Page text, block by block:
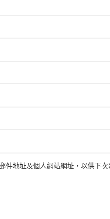
件地址及個人網站網址，以供下次